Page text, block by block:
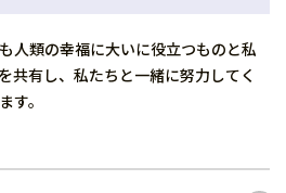
人類の幸福に大いに役立つものと私
共有し、私たちと一緒に努力してく
す。